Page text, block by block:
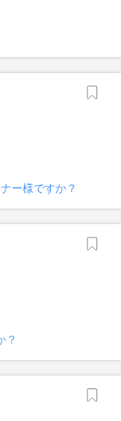
ー様ですか？
？